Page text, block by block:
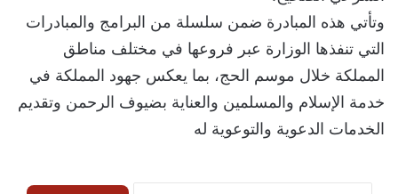
وتأتي هذه المبادرة ضمن سلسلة من البرامج والمبادرات
التي تنفذها الوزارة عبر فروعها في مختلف مناطق
المملكة خلال موسم الحج، بما يعكس جهود المملكة في
خدمة الإسلام والمسلمين والعناية بضيوف الرحمن وتقديم
الخدمات الدعوية والتوعوية له